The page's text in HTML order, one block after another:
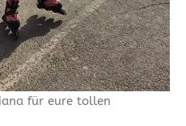
für eure tollen